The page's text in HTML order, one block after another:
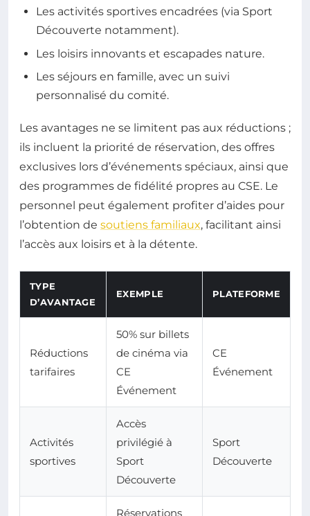
Les activités sportives encadrées (via Sport
Découverte notamment).
Les loisirs innovants et escapades nature.
Les séjours en famille, avec un suivi
personnalisé du comité.
Les avantages ne se limitent pas aux réductions ;
ils incluent la priorité de réservation, des offres
exclusives lors d’événements spéciaux, ainsi que
des programmes de fidélité propres au CSE. Le
personnel peut également profiter d’aides pour
l’obtention de soutiens familiaux, facilitant ainsi
l’accès aux loisirs et à la détente.
TYPE
D’AVANTAGE
EXEMPLE PLATEFORME
Réductions
tarifaires
50% sur billets
de cinéma via
CE
Événement
CE
Événement
Activités
sportives
Accès
privilégié à
Sport
Découverte
Sport
Découverte
Réservations